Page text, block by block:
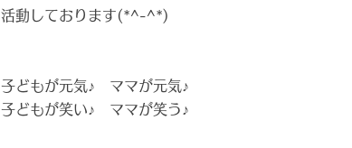
活動しております(*^-^*)
子どもが元気♪ ママが元気♪
子どもが笑い♪ ママが笑う♪